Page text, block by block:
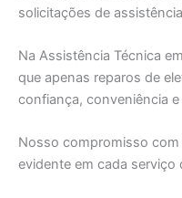
solicitações de
Na Assistência Técnica
que apenas reparos de
confiança, conveniência
Nosso compromisso com
evidente em cada serviço